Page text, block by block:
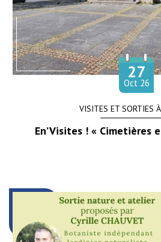
VISITES ET SORTIES
En’Visites ! « Cimetières
Le 27
Octobre
26